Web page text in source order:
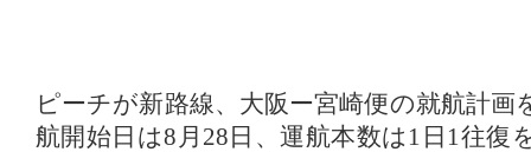
ピーチが新路線、大阪ー宮崎便の就航計画
航開始日は8月28日、運航本数は1日1往復